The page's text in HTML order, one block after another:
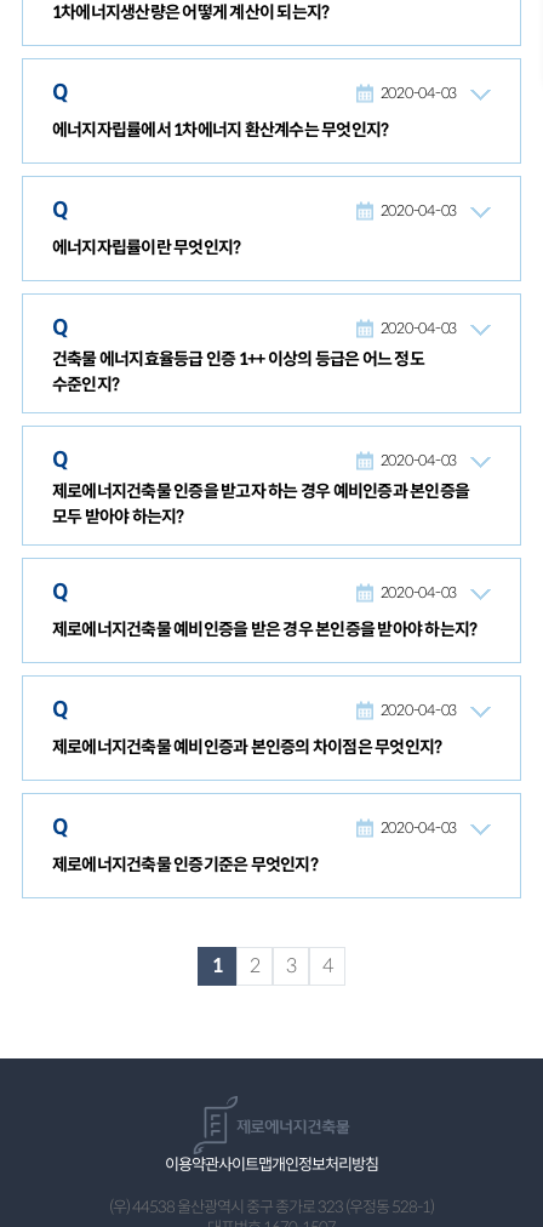
1차에너지생산량은 어떻게 계산이 되는지?
Q
에너지자립률에서 1차에너지 환산계수는 무엇인지?
2020-04-03
Q
에너지자립률이란 무엇인지?
2020-04-03
Q
건축물 에너지효율등급 인증 1++ 이상의 등급은 어느 정도
수준인지?
2020-04-03
Q
제로에너지건축물 인증을 받고자 하는 경우 예비인증과 본인증을
모두 받아야 하는지?
2020-04-03
Q
제로에너지건축물 예비인증을 받은 경우 본인증을 받아야 하는지?
2020-04-03
Q
제로에너지건축물 예비인증과 본인증의 차이점은 무엇인지?
2020-04-03
Q
제로에너지건축물 인증기준은 무엇인지?
2020-04-03
1 2 3 4
이용약관사이트맵개인정보처리방침
(우) 44538 울산광역시 중구 종가로 323 (우정동 528-1)